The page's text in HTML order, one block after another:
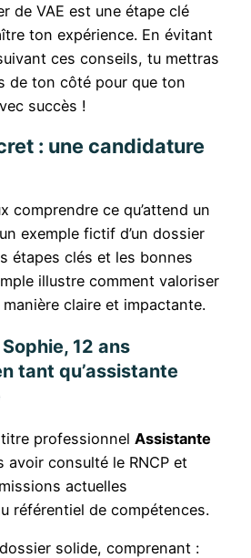
de VAE est une étape clé
ton expérience. En évitant
ces conseils, tu mettras
de ton côté pour que ton
succès !
: une candidature
comprendre ce qu’attend un
exemple fictif d’un dossier
étapes clés et les bonnes
illustre comment valoriser
claire et impactante.
12 ans
tant qu’assistante
professionnel Assistante
avoir consulté le RNCP et
actuelles
référentiel de compétences.
solide, comprenant :